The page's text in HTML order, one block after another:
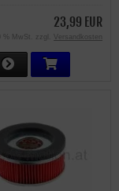
23,99 EUR
% MwSt. zzgl. Versandkosten